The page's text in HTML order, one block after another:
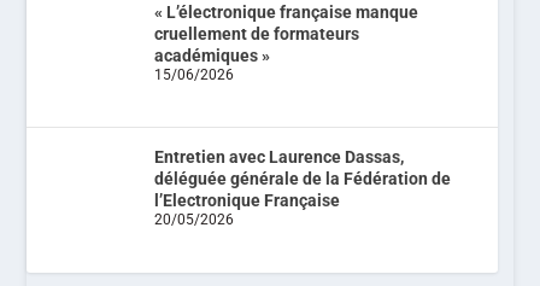
« L’électronique française manque
cruellement de formateurs
académiques »
15/06/2026
Entretien avec Laurence Dassas,
déléguée générale de la Fédération de
l’Electronique Française
20/05/2026